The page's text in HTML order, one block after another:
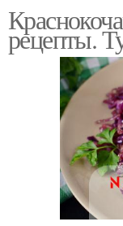
рецепты.